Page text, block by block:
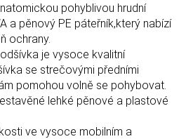
pohyblivou hrudní
a pěnový PE páteřník,který nabízí
ochrany.
je vysoce kvalitní
se strečovými předními
pomohou volně se pohybovat.
lehké pěnové a plastové
ve vysoce mobilním a